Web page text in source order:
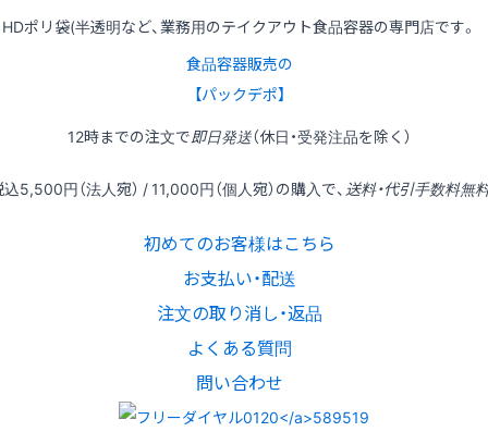
HDポリ袋(半透明など、業務用のテイクアウト食品容器の専門店です。
食品容器販売の
【パックデポ】
12時までの注文で即日発送（休日・受発注品を除く）
込5,500円（法人宛） / 11,000円（個人宛）の購入で、 送料・代引手数料無
初めてのお客様はこちら
お支払い・配送
注文の取り消し・返品
よくある質問
問い合わせ